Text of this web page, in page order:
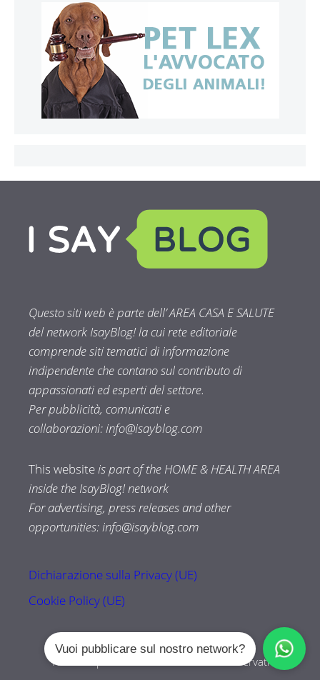
Questo siti web è parte dell’ AREA CASA E SALUTE
del network IsayBlog! la cui rete editoriale
comprende siti tematici di informazione
indipendente che contano sul contributo di
appassionati ed esperti del settore.
Per pubblicità, comunicati e
collaborazioni:info@isayblog.com
This websiteis part of the HOME & HEALTH AREA
inside the IsayBlog! network
For advertising, press releases and other
opportunities:info@isayblog.com
Dichiarazione sulla Privacy (UE)
Cookie Policy (UE)
Tuttozampe.com © 2026 Tutti i diritti riservati
Vuoi pubblicare sul nostro network?